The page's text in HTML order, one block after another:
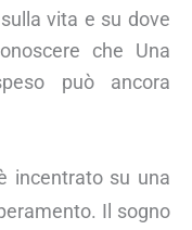
vita e su dove
che Una
può ancora
incentrato su una
Il sogno